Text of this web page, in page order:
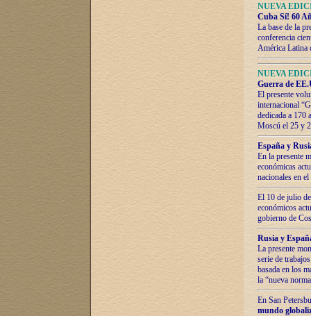
NUEVA
Cuba Sí! 60
La base de la
conferencia
América Latina
NUEVA
Guerra de
El presente
internacional
dedicada a 170
Moscú el 25 y
España y
En la presente
económicas
nacionales en
El 10 de julio
económicos
gobierno de
Rusia y
La presente
serie de
basada en los
la “nueva
En San
mundo